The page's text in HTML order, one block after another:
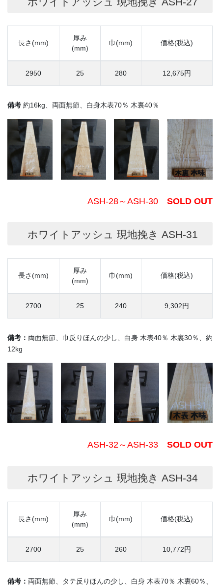
長さ(mm)
厚み
(mm)
巾(mm) 価格(税込)
2950 25 280 12,675円
備考 約16kg、両面無節、白身木表70％ 木裏40％
ASH-28～ASH-30 SOLD OUT
ホワイトアッシュ 現地挽き ASH-31
長さ(mm)
厚み
(mm)
巾(mm) 価格(税込)
2700 25 240 9,302円
備考： 両面無節、巾反りほんの少し、白身 木表40％ 木裏30％、約
12kg
ASH-32～ASH-33 SOLD OUT
ホワイトアッシュ 現地挽き ASH-34
長さ(mm)
厚み
(mm)
巾(mm) 価格(税込)
2700 25 260 10,772円
備考： 両面無節、タテ反りほんの少し、白身 木表70％ 木裏60％、